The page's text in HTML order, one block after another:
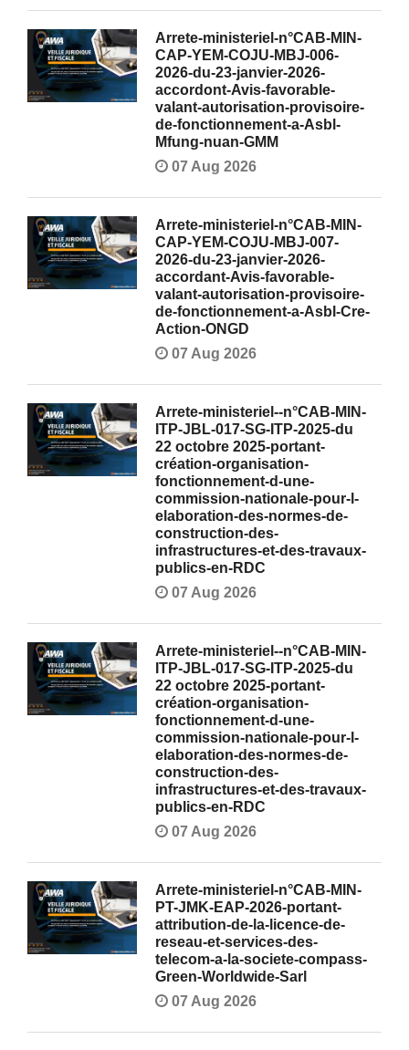
Arrete-ministeriel-n°CAB-MIN-
CAP-YEM-COJU-MBJ-006-
2026-du-23-janvier-2026-
accordont-Avis-favorable-
valant-autorisation-provisoire-
de-fonctionnement-a-Asbl-
Mfung-nuan-GMM
07 Aug 2026
Arrete-ministeriel-n°CAB-MIN-
CAP-YEM-COJU-MBJ-007-
2026-du-23-janvier-2026-
accordant-Avis-favorable-
valant-autorisation-provisoire-
de-fonctionnement-a-Asbl-Cre-
Action-ONGD
07 Aug 2026
Arrete-ministeriel--n°CAB-MIN-
ITP-JBL-017-SG-ITP-2025-du
22 octobre 2025-portant-
création-organisation-
fonctionnement-d-une-
commission-nationale-pour-l-
elaboration-des-normes-de-
construction-des-
infrastructures-et-des-travaux-
publics-en-RDC
07 Aug 2026
Arrete-ministeriel--n°CAB-MIN-
ITP-JBL-017-SG-ITP-2025-du
22 octobre 2025-portant-
création-organisation-
fonctionnement-d-une-
commission-nationale-pour-l-
elaboration-des-normes-de-
construction-des-
infrastructures-et-des-travaux-
publics-en-RDC
07 Aug 2026
Arrete-ministeriel-n°CAB-MIN-
PT-JMK-EAP-2026-portant-
attribution-de-la-licence-de-
reseau-et-services-des-
telecom-a-la-societe-compass-
Green-Worldwide-Sarl
07 Aug 2026